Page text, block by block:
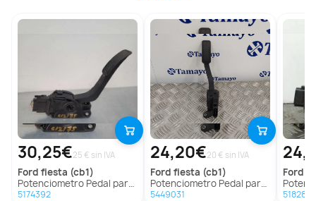
30,25€25 € sin IVA
ford fiesta (cb1)
Potenciometro Pedal para Ford Fiesta (Cb1)
5174392
24,20€20 € sin IVA
ford fiesta (cb1)
Potenciometro Pedal para Ford Fiesta (Cb1)
5449031
ford
5182858